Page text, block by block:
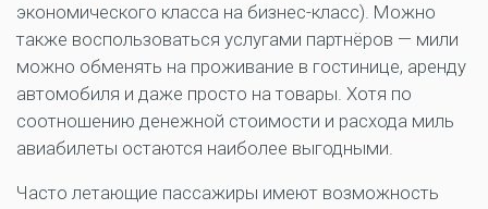
экономического класса на бизнес-класс). Можно
также воспользоваться услугами партнёров — мили
можно обменять на проживание в гостинице, аренду
автомобиля и даже просто на товары. Хотя по
соотношению денежной стоимости и расхода миль
авиабилеты остаются наиболее выгодными.
Часто летающие пассажиры имеют возможность